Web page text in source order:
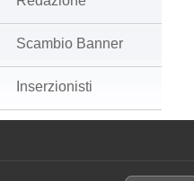
Scambio Banner
Inserzionisti